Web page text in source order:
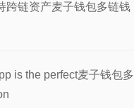
跨链资产麦子钱包多链钱
is the perfect麦子钱包多